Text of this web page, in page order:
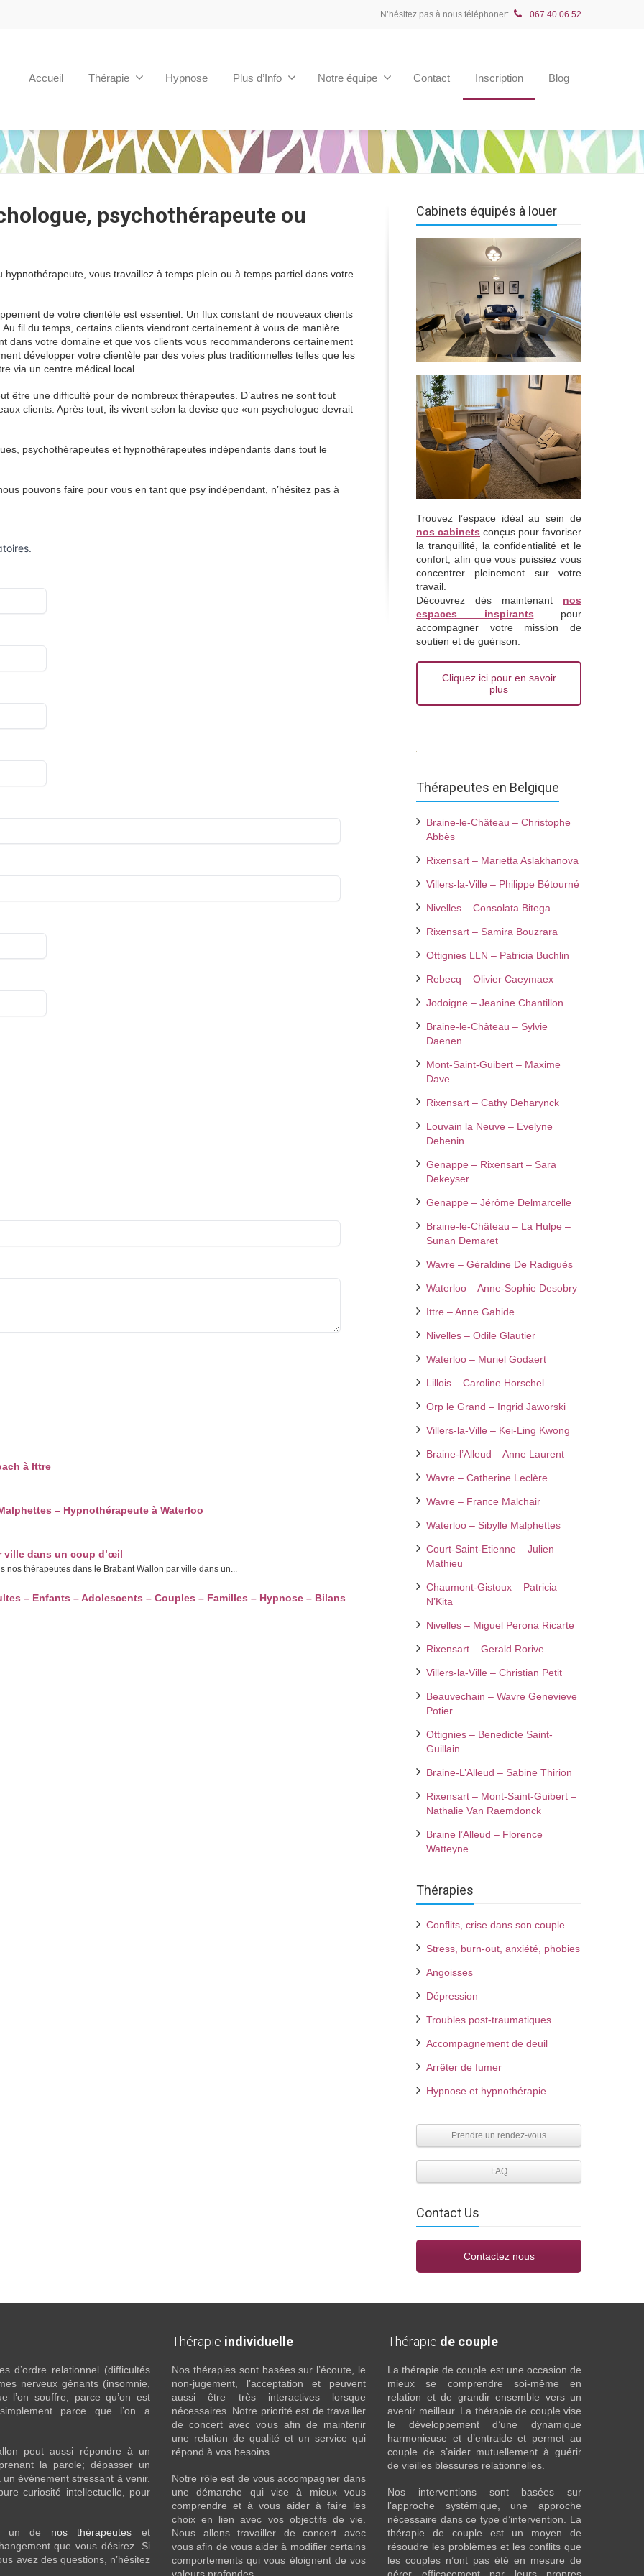
N’hésitez pas à nous téléphoner: 067 40 06 52
Accueil Thérapie Hypnose Plus d’Info Notre équipe Contact Inscription Blog
psychothérapeute ou
vous travaillez à temps plein ou à temps partiel dans votre
de votre clientèle est essentiel. Un flux constant de nouveaux clients
fil du temps, certains clients viendront certainement à vous de manière
dans votre domaine et que vos clients vous recommanderons certainement
développer votre clientèle par des voies plus traditionnelles telles que les
via un centre médical local.
être une difficulté pour de nombreux thérapeutes. D’autres ne sont tout
clients. Après tout, ils vivent selon la devise que «un psychologue devrait
psychothérapeutes et hypnothérapeutes indépendants dans tout le
pouvons faire pour vous en tant que psy indépendant, n’hésitez pas à
à Ittre
– Hypnothérapeute à Waterloo
ville dans un coup d’œil
nos thérapeutes dans le Brabant Wallon par ville dans un...
– Enfants – Adolescents – Couples – Familles – Hypnose – Bilans
Cabinets équipés à louer
Trouvez l’espace idéal au sein de
nos cabinets conçus pour favoriser
la tranquillité, la confidentialité et le
confort, afin que vous puissiez vous
concentrer pleinement sur votre
travail.
Découvrez dès maintenant nos
espaces inspirants pour
accompagner votre mission de
soutien et de guérison.
Cliquez ici pour en savoir
plus
Thérapeutes en Belgique
Braine-le-Château – Christophe
Abbès
Rixensart – Marietta Aslakhanova
Villers-la-Ville – Philippe Bétourné
Nivelles – Consolata Bitega
Rixensart – Samira Bouzrara
Ottignies LLN – Patricia Buchlin
Rebecq – Olivier Caeymaex
Jodoigne – Jeanine Chantillon
Braine-le-Château – Sylvie
Daenen
Mont-Saint-Guibert – Maxime
Dave
Rixensart – Cathy Deharynck
Louvain la Neuve – Evelyne
Dehenin
Genappe – Rixensart – Sara
Dekeyser
Genappe – Jérôme Delmarcelle
Braine-le-Château – La Hulpe –
Sunan Demaret
Wavre – Géraldine De Radiguès
Waterloo – Anne-Sophie Desobry
Ittre – Anne Gahide
Nivelles – Odile Glautier
Waterloo – Muriel Godaert
Lillois – Caroline Horschel
Orp le Grand – Ingrid Jaworski
Villers-la-Ville – Kei-Ling Kwong
Braine-l’Alleud – Anne Laurent
Wavre – Catherine Leclère
Wavre – France Malchair
Waterloo – Sibylle Malphettes
Court-Saint-Etienne – Julien
Mathieu
Chaumont-Gistoux – Patricia
N’Kita
Nivelles – Miguel Perona Ricarte
Rixensart – Gerald Rorive
Villers-la-Ville – Christian Petit
Beauvechain – Wavre Genevieve
Potier
Ottignies – Benedicte Saint-
Guillain
Braine-L’Alleud – Sabine Thirion
Rixensart – Mont-Saint-Guibert –
Nathalie Van Raemdonck
Braine l’Alleud – Florence
Watteyne
Thérapies
Conflits, crise dans son couple
Stress, burn-out, anxiété, phobies
Angoisses
Dépression
Troubles post-traumatiques
Accompagnement de deuil
Arrêter de fumer
Hypnose et hypnothérapie
Prendre un rendez-vous
FAQ
Contact Us
Contactez nous
d’ordre relationnel (difficultés
nerveux gênants (insomnie,
souffre, parce qu’on est
parce que l’on a
peut aussi répondre à un
la parole; dépasser un
événement stressant à venir.
curiosité intellectuelle, pour
un de nos thérapeutes et
que vous désirez. Si
avez des questions, n’hésitez
Thérapie individuelle
Nos thérapies sont basées sur l’écoute, le
non-jugement, l’acceptation et peuvent
aussi être très interactives lorsque
nécessaires. Notre priorité est de travailler
de concert avec vous afin de maintenir
une relation de qualité et un service qui
répond à vos besoins.
Notre rôle est de vous accompagner dans
une démarche qui vise à mieux vous
comprendre et à vous aider à faire les
choix en lien avec vos objectifs de vie.
Nous allons travailler de concert avec
vous afin de vous aider à modifier certains
comportements qui vous éloignent de vos
valeurs profondes.
Thérapie de couple
La thérapie de couple est une occasion de
mieux se comprendre soi-même en
relation et de grandir ensemble vers un
avenir meilleur. La thérapie de couple vise
le développement d’une dynamique
harmonieuse et d’entraide et permet au
couple de s’aider mutuellement à guérir
de vieilles blessures relationnelles.
Nos interventions sont basées sur
l’approche systémique, une approche
nécessaire dans ce type d’intervention. La
thérapie de couple est un moyen de
résoudre les problèmes et les conflits que
les couples n’ont pas été en mesure de
gérer efficacement par leurs propres